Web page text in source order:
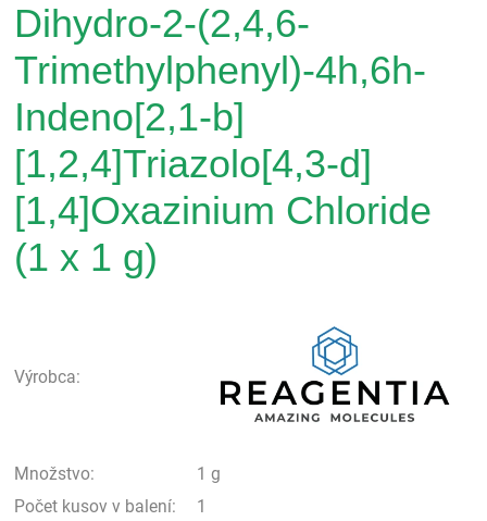
Dihydro-2-(2,4,6-
Trimethylphenyl)-4h,6h-
Indeno[2,1-b]
[1,2,4]Triazolo[4,3-d]
[1,4]Oxazinium Chloride
(1 x 1 g)
Výrobca:
Množstvo:
1 g
Počet kusov v balení:
1